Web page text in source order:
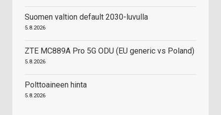
Suomen valtion default 2030-luvulla
5.8.2026
ZTE MC889A Pro 5G ODU (EU generic vs Poland)
5.8.2026
Polttoaineen hinta
5.8.2026